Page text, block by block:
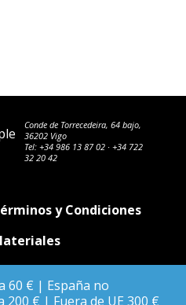
60 € | España no
€ | Fuera de UE 300 €
Conde de Torrecedeira, 64 bajo,
36202 Vigo
Tel: +34 986 13 87 02· +34 722
32 20 42
y Condiciones
Privacidad